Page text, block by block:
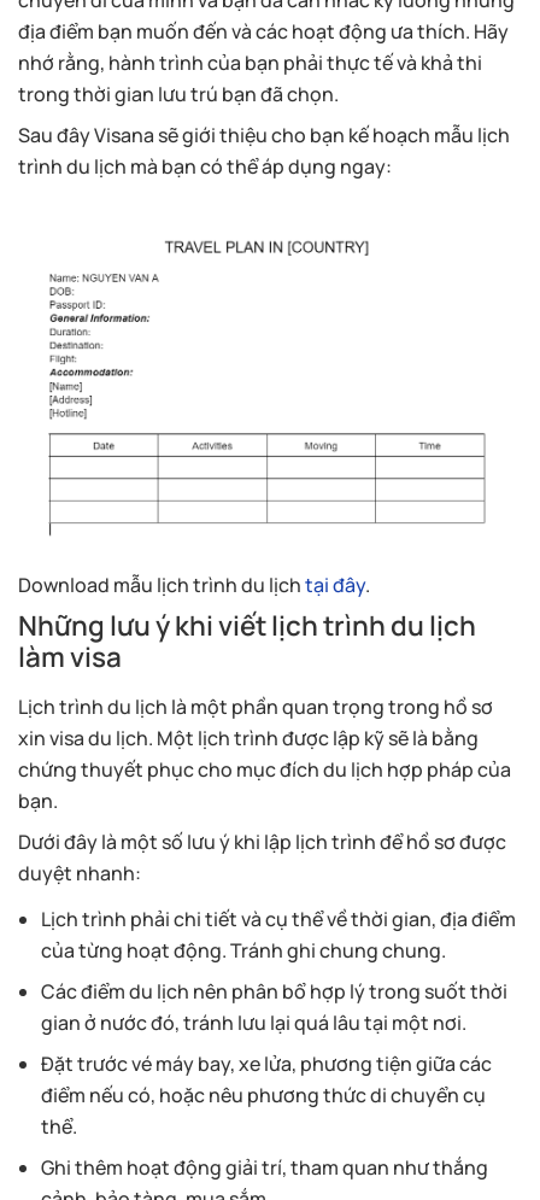
địa điểm bạn muốn đến và các hoạt động ưa thích. Hãy
nhớ rằng, hành trình của bạn phải thực tế và khả thi
trong thời gian lưu trú bạn đã chọn.
Sau đây Visana sẽ giới thiệu cho bạn kế hoạch mẫu lịch
trình du lịch mà bạn có thể áp dụng ngay:
Download mẫu lịch trình du lịchtại đây.
Những lưu ý khi viết lịch trình du lịch
làm visa
Lịch trình du lịch là một phần quan trọng trong hồ sơ
xin visa du lịch. Một lịch trình được lập kỹ sẽ là bằng
chứng thuyết phục cho mục đích du lịch hợp pháp của
bạn.
Dưới đây là một số lưu ý khi lập lịch trình để hồ sơ được
duyệt nhanh:
Lịch trình phải chi tiết và cụ thể về thời gian, địa điểm
của từng hoạt động. Tránh ghi chung chung.
Các điểm du lịch nên phân bổ hợp lý trong suốt thời
gian ở nước đó, tránh lưu lại quá lâu tại một nơi.
Đặt trước vé máy bay, xe lửa, phương tiện giữa các
điểm nếu có, hoặc nêu phương thức di chuyển cụ
thể.
Ghi thêm hoạt động giải trí, tham quan như thắng